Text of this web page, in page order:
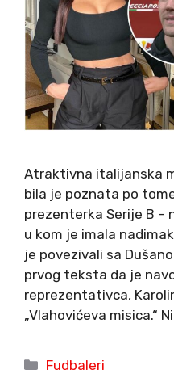
Atraktivna italijanska
bila je poznata po
prezenterka Serije B –
u kom je imala
je povezivali sa
prvog teksta da je
reprezentativca,
„Vlahovićeva misica.“
Categories
Fudbaleri